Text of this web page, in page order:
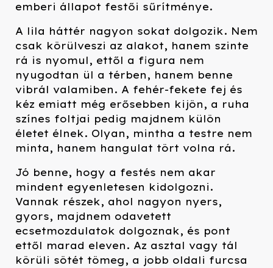
emberi állapot festői sűrítménye.
A lila háttér nagyon sokat dolgozik. Nem
csak körülveszi az alakot, hanem szinte
rá is nyomul, ettől a figura nem
nyugodtan ül a térben, hanem benne
vibrál valamiben. A fehér-fekete fej és
kéz emiatt még erősebben kijön, a ruha
színes foltjai pedig majdnem külön
életet élnek. Olyan, mintha a testre nem
minta, hanem hangulat tört volna rá.
Jó benne, hogy a festés nem akar
mindent egyenletesen kidolgozni.
Vannak részek, ahol nagyon nyers,
gyors, majdnem odavetett
ecsetmozdulatok dolgoznak, és pont
ettől marad eleven. Az asztal vagy tál
körüli sötét tömeg, a jobb oldali furcsa